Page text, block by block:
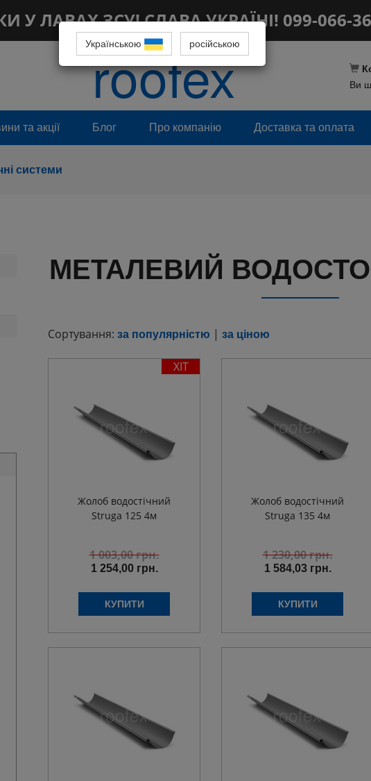
Українською російською
У ЛАВАХ ЗСУ! СЛАВА УКРАЇНІ! 099-066-
roofex
Ви
та акції Блог Про компанію Доставка та оплата
системи
МЕТАЛЕВИЙ
Сортування: за популярністю | за ціною
ХІТ
Жолоб водостічний
Struga 125 4м
1 003,00грн.
1 254,00 грн.
Жолоб водостічний
Struga 135 4м
1 230,00грн.
1 584,03 грн.